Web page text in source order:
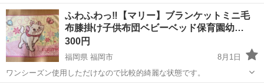
時給×5.75h×15日=102,638円 1日の実働8時間以降の時給:1,488円 給料
日:毎月末日 スグにお金がほしい方は!! <日払い/即払い/週...
アルバイト・パート / 派遣社員
ふわふわっ‼️【マリー】ブランケットミニ毛
布膝掛け子供布団ベビーベッド保育園幼…
300円
福岡県 福岡市
8月1日
ワンシーズン使用しただけなので比較的綺麗な状態です。